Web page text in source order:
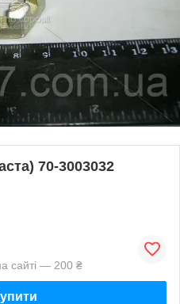
70-3003032
сайті — 200 ₴